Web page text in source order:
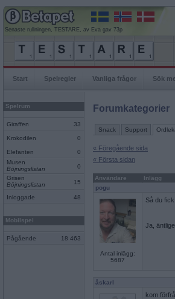
Senaste rullningen, TESTARE, av Eva gav 73p
Start Spelregler Vanliga frågor Sök
Spelrum
Giraffen 33
Krokodilen 0
Elefanten
0
Musen
Böjningslistan
0
Grisen
Böjningslistan
15
Inloggade 48
Mobilspel
Pågående 18 463
Forumkategorier
Snack Support
« Föregående sida
« Första sidan
Användare
Inlägg
pogu
Antal inlägg:
5687
Så du
Ja,
åskarl
kom